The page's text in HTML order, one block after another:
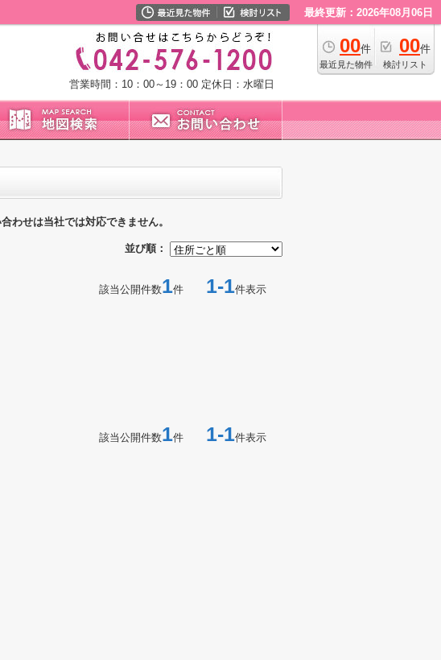
最終更新：2026年08月06日
00件
最近見た物件
00件
検討リスト
営業時間：10：00～19：00 定休日：水曜日
わせは当社では対応できません。
並び順：
該当公開件数1件 1-1件表示
該当公開件数1件 1-1件表示